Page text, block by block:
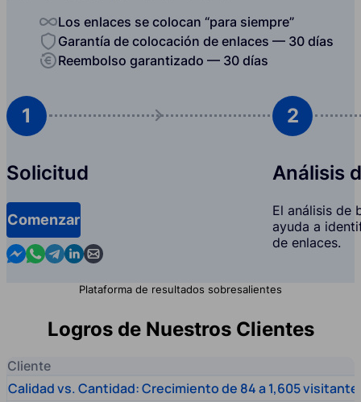
Los enlaces se colocan “para siempre”
Garantía de colocación de enlaces — 30 días
Reembolso garantizado — 30 días
1
Solicitud
Comenzar
Contact us in Messenger
Contact us in WhatsApp
Contact us in Telegram
Contact us in Linkedin
Contact us by email
2
Análisis
El análisis de
ayuda a
de enlaces.
Plataforma de resultados sobresalientes
Logros de Nuestros Clientes
Cliente
Calidad vs. Cantidad: Crecimiento de 84 a 1,605